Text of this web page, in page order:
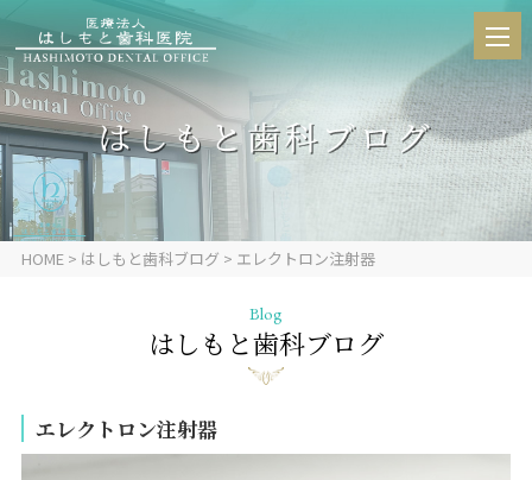
HOME> はしもと歯科ブログ > エレクトロン注射器
Blog
はしもと歯科ブログ
エレクトロン注射器